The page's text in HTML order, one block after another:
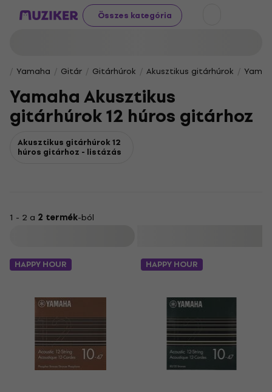
Összes kategória
Yamaha Gitár Gitárhúrok Akusztikus gitárhúrok
Yamaha Akusztikus
gitárhúrok 12 húros gitárhoz
Akusztikus gitárhúrok 12
húros gitárhoz - listázás
1 - 2 a 2 termék-ból
HAPPY HOUR HAPPY HOUR